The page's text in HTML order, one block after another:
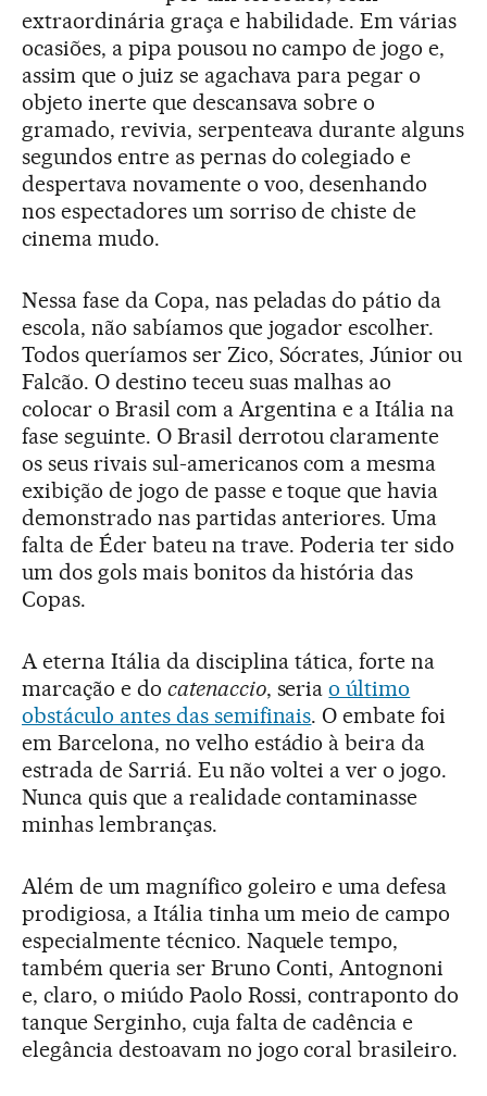
extraordinária graça e habilidade. Em várias
ocasiões, a pipa pousou no campo de jogo e,
assim que o juiz se agachava para pegar o
objeto inerte que descansava sobre o
gramado, revivia, serpenteava durante alguns
segundos entre as pernas do colegiado e
despertava novamente o voo, desenhando
nos espectadores um sorriso de chiste de
cinema mudo.
Nessa fase da Copa, nas peladas do pátio da
escola, não sabíamos que jogador escolher.
Todos queríamos ser Zico, Sócrates, Júnior ou
Falcão. O destino teceu suas malhas ao
colocar o Brasil com a Argentina e a Itália na
fase seguinte. O Brasil derrotou claramente
os seus rivais sul-americanos com a mesma
exibição de jogo de passe e toque que havia
demonstrado nas partidas anteriores. Uma
falta de Éder bateu na trave. Poderia ter sido
um dos gols mais bonitos da história das
Copas.
A eterna Itália da disciplina tática, forte na
marcação e do catenaccio, seriao último
obstáculo antes das semifinais. O embate foi
em Barcelona, no velho estádio à beira da
estrada de Sarriá. Eu não voltei a ver o jogo.
Nunca quis que a realidade contaminasse
minhas lembranças.
Além de um magnífico goleiro e uma defesa
prodigiosa, a Itália tinha um meio de campo
especialmente técnico. Naquele tempo,
também queria ser Bruno Conti, Antognoni
e, claro, o miúdo Paolo Rossi, contraponto do
tanque Serginho, cuja falta de cadência e
elegância destoavam no jogo coral brasileiro.